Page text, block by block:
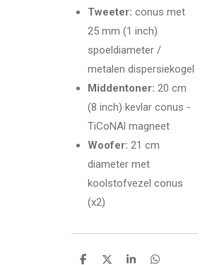
Tweeter: conus met
25 mm (1 inch)
spoeldiameter /
metalen dispersiekogel
Middentoner: 20 cm
(8 inch) kevlar conus -
TiCoNAl magneet
Woofer: 21 cm
diameter met
koolstofvezel conus
(x2)